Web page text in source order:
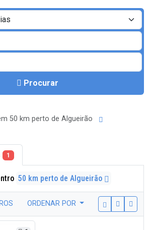
Procurar
50 km perto de Algueirão
1
50 km perto de Algueirão
ORDENAR POR